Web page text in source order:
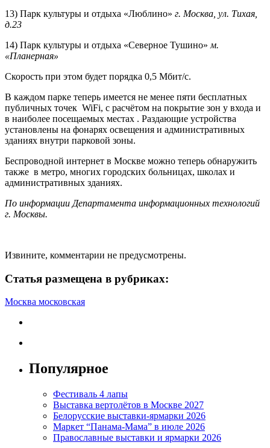
13) Парк культуры и отдыха «Люблино» г. Москва, ул. Тихая,
д.23
14) Парк культуры и отдыха «Северное Тушино» м.
«Планерная»
Скорость при этом будет порядка 0,5 Мбит/с.
В каждом парке теперь имеется не менее пяти бесплатных
публичных точек WiFi, с расчётом на покрытие зон у входа и
в наиболее посещаемых местах . Раздающие устройства
установлены на фонарях освещения и административных
зданиях внутри парковой зоны.
Беспроводной интернет в Москве можно теперь обнаружить
также в метро, многих городских больницах, школах и
административных зданиях.
По информации Департамента информационных технологий
г. Москвы.
Извините, комментарии не предусмотрены.
Статья размещена в рубриках:
Москва московская
Популярное
Фестиваль 4 лапы
Выставка вертолётов в Москве 2027
Белорусские выставки-ярмарки 2026
Маркет “Панама-Мама” в июле 2026
Православные выставки и ярмарки 2026